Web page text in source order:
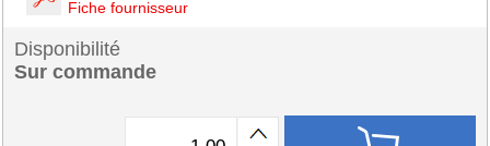
Fiche fournisseur
Disponibilité
Sur commande